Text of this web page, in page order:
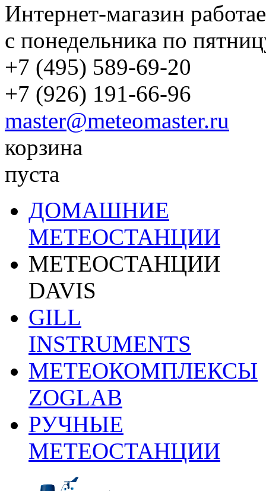
Интернет-магазин
с понедельника по
+7 (495) 589-69-20
+7 (926) 191-66-96
master@meteomaster.ru
корзина
пуста
ДОМАШНИЕ
МЕТЕОСТАНЦИИ
МЕТЕОСТАНЦИИ
DAVIS
GILL
INSTRUMENTS
МЕТЕОКОМПЛЕКСЫ
ZOGLAB
РУЧНЫЕ
МЕТЕОСТАНЦИИ